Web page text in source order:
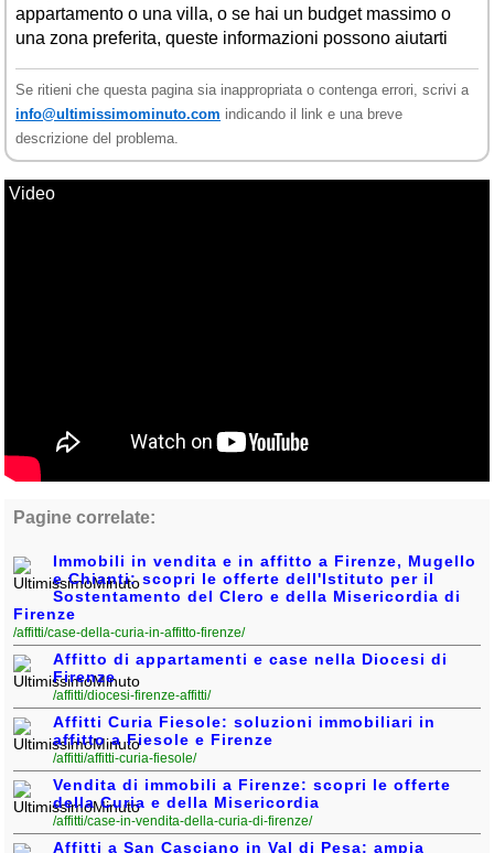
appartamento o una villa, o se hai un budget massimo o
una zona preferita, queste informazioni possono aiutarti
Se ritieni che questa pagina sia inappropriata o contenga errori, scrivi a
info@ultimissimominuto.com indicando il link e una breve
descrizione del problema.
Video
Pagine correlate:
Immobili in vendita e in affitto a Firenze, Mugello
e Chianti: scopri le offerte dell'Istituto per il
Sostentamento del Clero e della Misericordia di
Firenze
/affitti/case-della-curia-in-affitto-firenze/
Affitto di appartamenti e case nella Diocesi di
Firenze
/affitti/diocesi-firenze-affitti/
Affitti Curia Fiesole: soluzioni immobiliari in
affitto a Fiesole e Firenze
/affitti/affitti-curia-fiesole/
Vendita di immobili a Firenze: scopri le offerte
della Curia e della Misericordia
/affitti/case-in-vendita-della-curia-di-firenze/
Affitti a San Casciano in Val di Pesa: ampia